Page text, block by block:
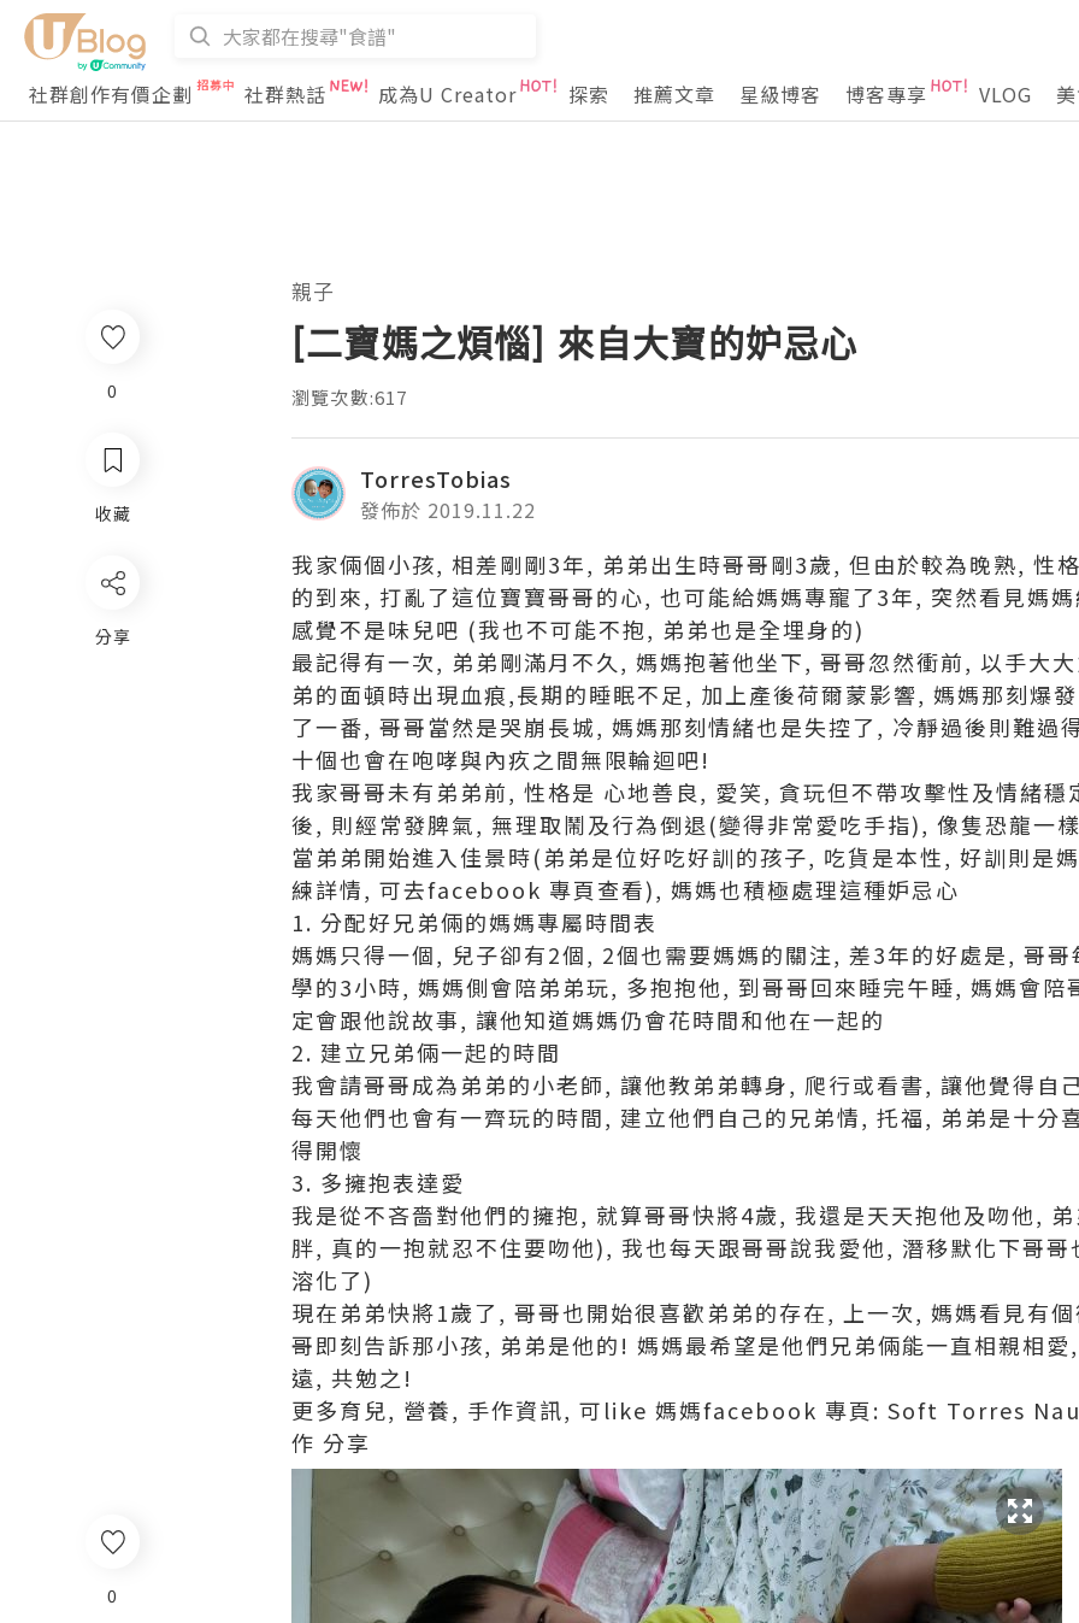
社群創作有價企劃
社群熱話 成為U Creator 探索 推薦文章 星級博客 博客專享 VLOG
0
親子
[二寶媽之煩惱] 來自大寶的妒忌心
瀏覽次數:617
TorresTobias
發佈於 2019.11.22
我家倆個小孩, 相差剛剛3年, 弟弟出生時哥哥剛3歲, 但由於較為晚熟, 性
的到來, 打亂了這位寶寶哥哥的心, 也可能給媽媽專寵了3年, 突然看見媽
感覺不是味兒吧 (我也不可能不抱, 弟弟也是全埋身的)
最記得有一次, 弟弟剛滿月不久, 媽媽抱著他坐下, 哥哥忽然衝前, 以手大
弟的面頓時出現血痕,長期的睡眠不足, 加上產後荷爾蒙影響, 媽媽那刻爆
了一番, 哥哥當然是哭崩長城, 媽媽那刻情緒也是失控了, 冷靜過後則難過
十個也會在咆哮與內疚之間無限輪迴吧!
我家哥哥未有弟弟前, 性格是 心地善良, 愛笑, 貪玩但不帶攻擊性及情緒穩
後, 則經常發脾氣, 無理取鬧及行為倒退(變得非常愛吃手指), 像隻恐龍一樣
當弟弟開始進入佳景時(弟弟是位好吃好訓的孩子, 吃貨是本性, 好訓則是
練詳情, 可去facebook 專頁查看), 媽媽也積極處理這種妒忌心
1. 分配好兄弟倆的媽媽專屬時間表
媽媽只得一個, 兒子卻有2個, 2個也需要媽媽的關注, 差3年的好處是, 哥哥
學的3小時, 媽媽側會陪弟弟玩, 多抱抱他, 到哥哥回來睡完午睡, 媽媽會陪
定會跟他說故事, 讓他知道媽媽仍會花時間和他在一起的
2. 建立兄弟倆一起的時間
我會請哥哥成為弟弟的小老師, 讓他教弟弟轉身, 爬行或看書, 讓他覺得自
每天他們也會有一齊玩的時間, 建立他們自己的兄弟情, 托福, 弟弟是十分
得開懷
3. 多擁抱表達愛
我是從不吝嗇對他們的擁抱, 就算哥哥快將4歲, 我還是天天抱他及吻他,
胖, 真的一抱就忍不住要吻他), 我也每天跟哥哥說我愛他, 潛移默化下哥
溶化了)
現在弟弟快將1歲了, 哥哥也開始很喜歡弟弟的存在, 上一次, 媽媽看見有
哥即刻告訴那小孩, 弟弟是他的! 媽媽最希望是他們兄弟倆能一直相親相
遠, 共勉之!
更多育兒, 營養, 手作資訊, 可like 媽媽facebook 專頁: Soft Torres
作 分享
0
收藏
分享